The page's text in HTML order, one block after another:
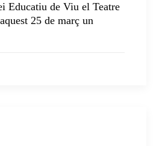
Educatiu de Viu el Teatre
25 de març un